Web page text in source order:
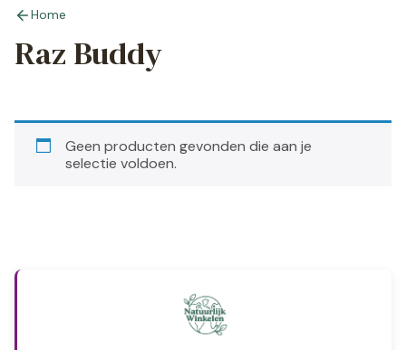
Home
Raz Buddy
Geen producten gevonden die aan je
selectie voldoen.